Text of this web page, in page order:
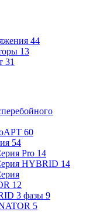
44
13
31
60
54
Pro 14
HYBRID 14
12
3 фазы 9
5